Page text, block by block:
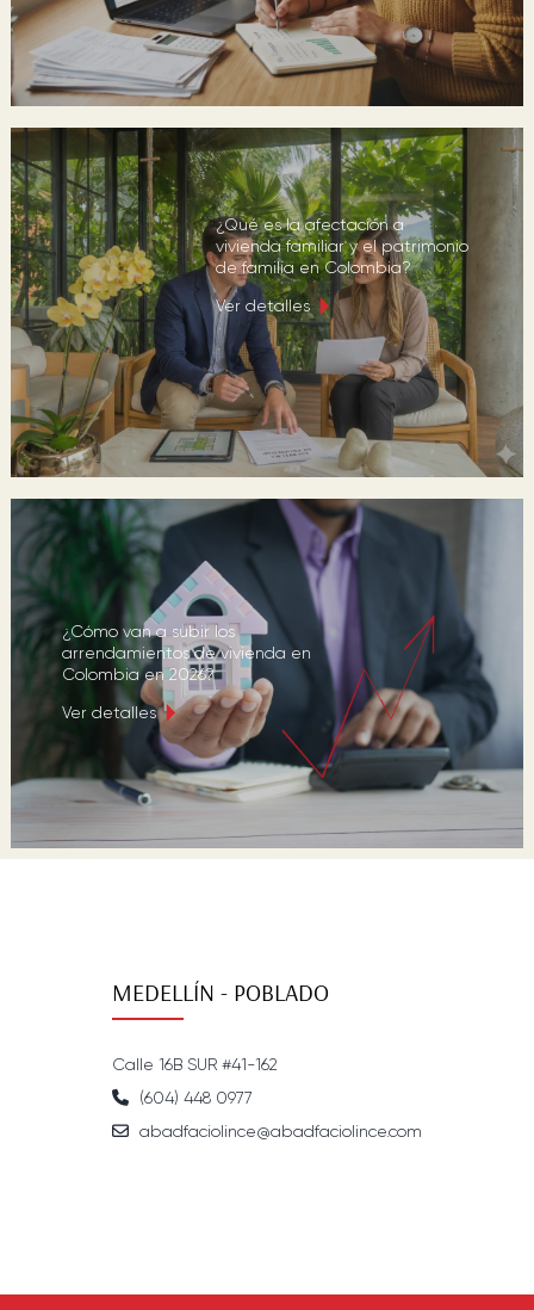
¿Qué es la afectación a
vivienda familiar y el patrimonio
de familia en Colombia?
Ver detalles
¿Cómo van a subir los
arrendamientos de vivienda en
Colombia en 2026?
Ver detalles
MEDELLÍN - POBLADO
Calle 16B SUR #41-162
(604) 448 0977
abadfaciolince@abadfaciolince.com